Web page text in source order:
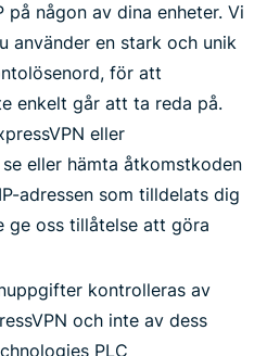
på någon av dina enheter. Vi
använder en stark och unik
för att
enkelt går att ta reda på.
eller
eller hämta åtkomstkoden
adressen som tilldelats dig
ge oss tillåtelse att göra
kontrolleras av
och inte av dess
PLC